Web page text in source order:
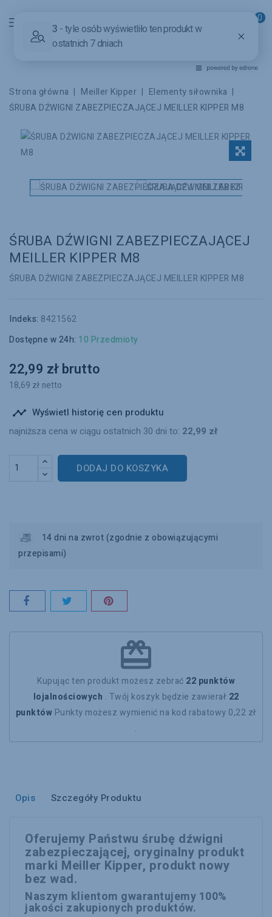
0
Strona główna Meiller Kipper
Elementy siłownika
ŚRUBA DŹWIGNI ZABEZPIECZAJĄCEJ MEILLER KIPPER M8
ŚRUBA DŹWIGNI ZABEZPIECZAJĄCEJ
MEILLER KIPPER M8
ŚRUBA DŹWIGNI ZABEZPIECZAJĄCEJ MEILLER KIPPER M8
Indeks: 8421562
Dostępne w 24h: 10 Przedmioty
22,99 zł brutto
18,69 zł netto
 Wyświetl historię cen produktu
najniższa cena w ciągu ostatnich 30 dni to: 22,99 zł
DODAJ DO KOSZYKA
14 dni na zwrot (zgodnie z obowiązującymi
przepisami)
redeem
Kupując ten produkt możesz zebrać 22 punktów
lojalnościowych . Twój koszyk będzie zawierał 22
punktów Punkty możesz wymienić na kod rabatowy 0,22 zł
.
Opis Szczegóły Produktu
Oferujemy Państwu śrubę dźwigni
zabezpieczającej, oryginalny produkt
marki Meiller Kipper, produkt nowy
bez wad.
Naszym klientom gwarantujemy 100%
jakości zakupionych produktów.